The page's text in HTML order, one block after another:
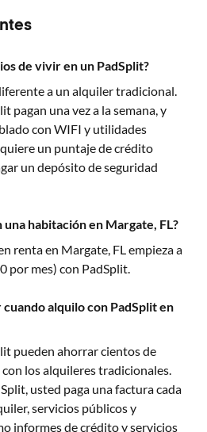
de vivir en un PadSplit?
a un alquiler tradicional.
pagan una vez a la semana, y
con WIFI y utilidades
un puntaje de crédito
un depósito de seguridad
habitación en Margate, FL?
renta en Margate, FLempieza a
por mes) con PadSplit.
alquilo con PadSplit en
pueden ahorrar cientos de
los alquileres tradicionales.
usted paga una factura cada
servicios públicos y
informes de crédito y servicios